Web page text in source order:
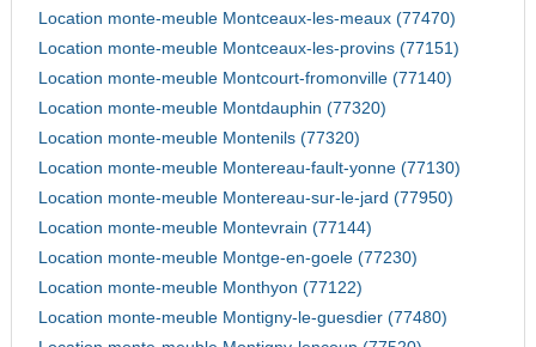
Location monte-meuble Montceaux-les-meaux (77470)
Location monte-meuble Montceaux-les-provins (77151)
Location monte-meuble Montcourt-fromonville (77140)
Location monte-meuble Montdauphin (77320)
Location monte-meuble Montenils (77320)
Location monte-meuble Montereau-fault-yonne (77130)
Location monte-meuble Montereau-sur-le-jard (77950)
Location monte-meuble Montevrain (77144)
Location monte-meuble Montge-en-goele (77230)
Location monte-meuble Monthyon (77122)
Location monte-meuble Montigny-le-guesdier (77480)